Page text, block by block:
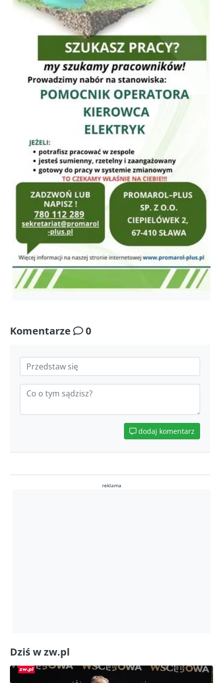
Komentarze 0
dodaj komentarz
reklama
Dziś w zw.pl